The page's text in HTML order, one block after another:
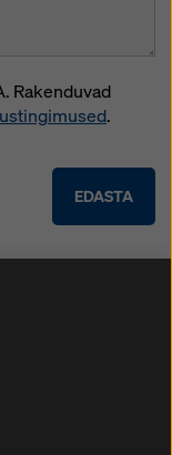
Rakenduvad
.
EDASTA